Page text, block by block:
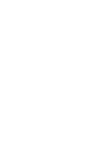
se espera
o incluso Curazao
formato es que
regionales
pero ahora las
de error y